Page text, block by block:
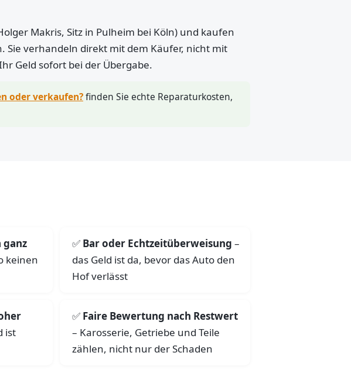
Makris, Sitz in Pulheim bei Köln) und kaufen
Sie verhandeln direkt mit dem Käufer, nicht mit
Geld sofort bei der Übergabe.
oder verkaufen?finden Sie echte Reparaturkosten,
ganz
keinen
Bar oder Echtzeitüberweisung –
das Geld ist da, bevor das Auto den
Hof verlässt
ist
Faire Bewertung nach Restwert
– Karosserie, Getriebe und Teile
zählen, nicht nur der Schaden